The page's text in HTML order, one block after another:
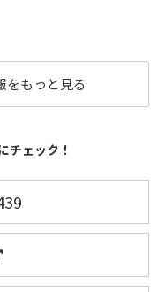
をもっと見る
チェック！